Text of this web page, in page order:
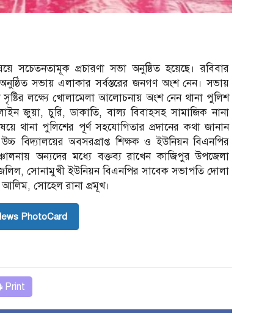
সচেতনতামূক প্রচারণা সভা অনুষ্ঠিত হয়েছে। রবিবার
সভায় এলাকার সর্বস্তরের জনগণ অংশ নেন। সভায়
সৃষ্টির লক্ষ্যে খোলামেলা আলোচনায় অংশ নেন থানা পুলিশ
জুয়া, চুরি, ডাকাতি, বাল্য বিবাহসহ সামাজিক নানা
থানা পুলিশের পূর্ণ সহযোগিতার প্রদানের কথা জানান
বিদ্যালয়ের অবসরপ্রাপ্ত শিক্ষক ও ইউনিয়ন বিএনপির
অন্যদের মধ্যে বক্তব্য রাখেন কাজিপুর উপজেলা
সোনামুখী ইউনিয়ন বিএনপির সাবেক সভাপতি দোলা
সোহেল রানা প্রমূখ।
PhotoCard
Print